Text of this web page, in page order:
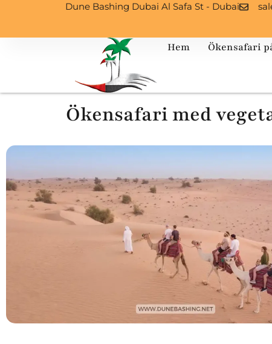
Dune Bashing Dubai Al Safa St - Dubai
Hem Ökensafari
Ökensafari med